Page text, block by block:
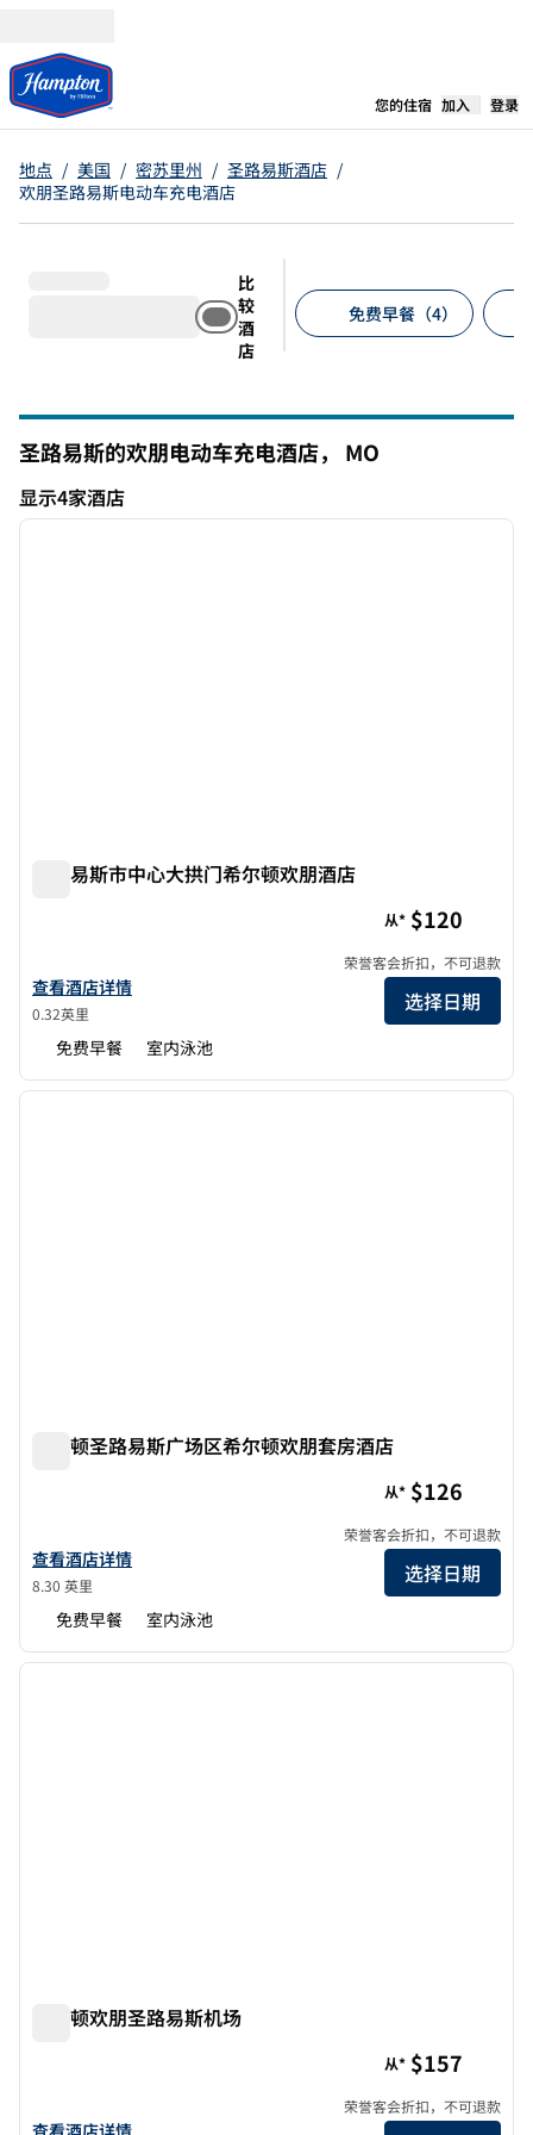
您的住宿, 在新标签
加入 登录
地点 / 美国 / 密苏里州 / 圣路易斯酒店 /
欢朋圣路易斯电动车充电酒店
比
较
酒
店
免费早餐（4）
圣路易斯的欢朋电动车充电酒店， MO
显示4家酒店
显示4家酒店
1/12
下一
圣路易斯市中心大拱门希尔顿欢朋酒店
查看欢朋 St. Louis-Downtown (At the Gateway Arch) 的酒店详情
查看酒店详情
0.32英里
从* $120
荣誉客会折扣，不可退款
选择日期
免费早餐 室内泳池
1/12
1/12
下一
克莱顿圣路易斯广场区希尔顿欢朋套房酒店
查看欢朋酒店及套房 Clayton/St Louis-Galleria Area 的酒店详情
查看酒店详情
8.30 英里
从* $126
荣誉客会折扣，不可退款
选择日期
免费早餐 室内泳池
1/12
1/12
下一
希尔顿欢朋圣路易斯机场
查看希尔顿欢朋酒店（圣路易斯机场店）详情
查看酒店详情
从* $157
荣誉客会折扣，不可退款